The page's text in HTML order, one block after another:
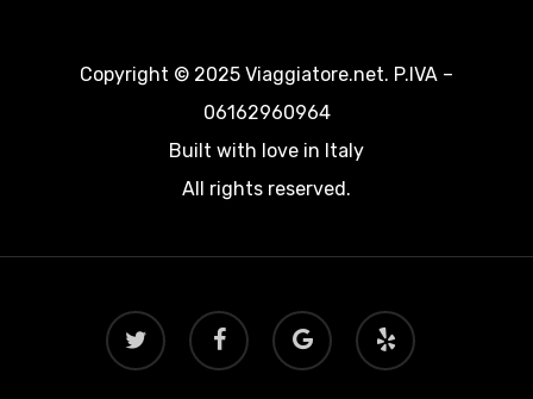
Copyright © 2025 Viaggiatore.net. P.IVA –
06162960964
Built with love in Italy
All rights reserved.
twitter facebook
google-
plus
yelp